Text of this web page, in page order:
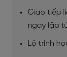
Giao tiếp
ngay lập
Lộ trình